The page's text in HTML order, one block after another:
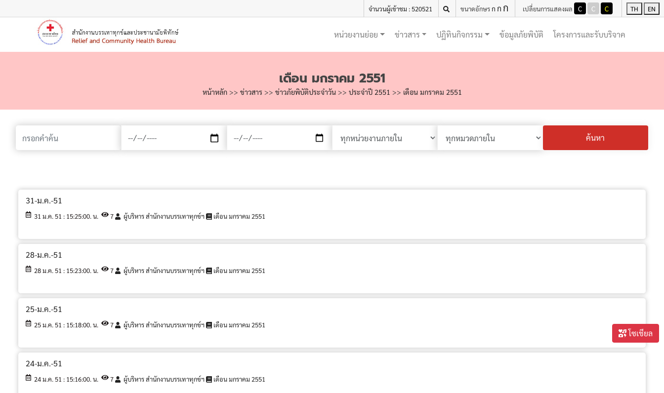
จำนวนผู้เข้าชม : 520521 ขนาดอักษรก ก ก เปลี่ยนการแสดงผล C C C TH EN
หน่วยงานย่อย ข่าวสาร ปฏิทินกิจกรรม ข้อมูลภัยพิบัติ (current)
โครงการและรับบริจาค
โซเชียล
เดือน มกราคม 2551
หน้าหลัก >> ข่าวสาร >> ข่าวภัยพิบัติประจำวัน>> ประจำปี 2551 >> เดือน มกราคม 2551
ค้นหา
31-ม.ค.-51
31 ม.ค. 51 : 15:25:00. น. 7 ผู้บริหาร สำนักงานบรรเทาทุกข์ฯ เดือน มกราคม 2551
28-ม.ค.-51
28 ม.ค. 51 : 15:23:00. น. 7 ผู้บริหาร สำนักงานบรรเทาทุกข์ฯ เดือน มกราคม 2551
25-ม.ค.-51
25 ม.ค. 51 : 15:18:00. น. 7 ผู้บริหาร สำนักงานบรรเทาทุกข์ฯ เดือน มกราคม 2551
24-ม.ค.-51
24 ม.ค. 51 : 15:16:00. น. 7 ผู้บริหาร สำนักงานบรรเทาทุกข์ฯ เดือน มกราคม 2551